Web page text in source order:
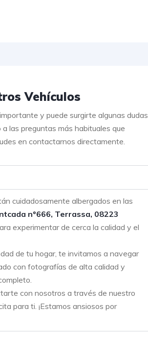
Vehículos
y puede surgirte algunas dudas
las preguntas más habituales que
en contactarnos directamente.
cuidadosamente albergados en las
nº666, Terrassa, 08223
experimentar de cerca la calidad y el
de tu hogar, te invitamos a navegar
con fotografías de alta calidad y
con nosotros a través de nuestro
para ti. ¡Estamos ansiosos por